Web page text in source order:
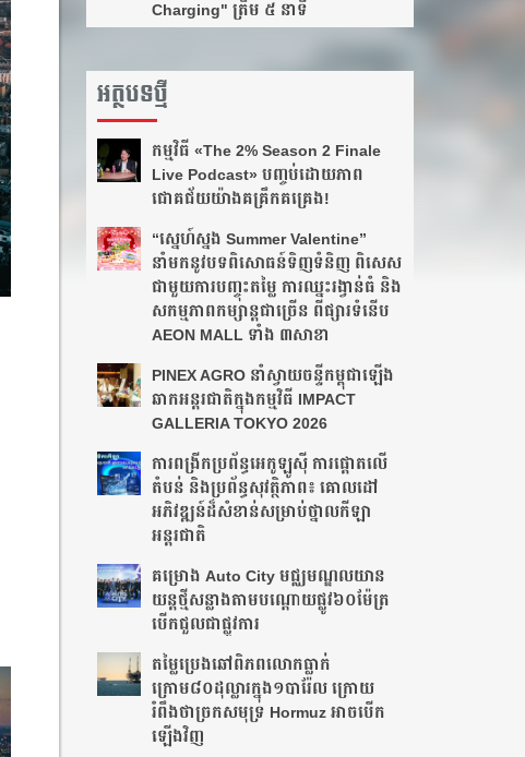
Charging" ត្រឹម ៥ នាទី
អត្ថបទថ្មី
កម្មវិធី «The 2% Season 2 Finale
Live Podcast» បញ្ចប់ដោយភាព
ជោគជ័យយ៉ាងគគ្រឹកគគ្រេង!
“ស្នេហ៍ស្នង Summer Valentine”
នាំមកនូវបទពិសោធន៍ទិញទំនិញ ពិសេស
ជាមួយការបញ្ចុះតម្លៃ ការឈ្នះរង្វាន់ធំ និង
សកម្មភាពកម្សាន្តជាច្រើន ពីផ្សារទំនើប
AEON MALL ទាំង ៣សាខា
PINEX AGRO នាំ​ស្វាយចន្ទី​កម្ពុជា​ឡើង​
ឆាក​អន្តរជាតិ​​ក្នុង​កម្មវិធី​ IMPACT
GALLERIA TOKYO 2026
ការពង្រីកប្រព័ន្ធអេកូឡូស៊ី ការផ្តោតលើ
តំបន់ និងប្រព័ន្ធសុវត្ថិភាព៖ គោលដៅ
អភិវឌ្ឍន៍ដ៏សំខាន់សម្រាប់ថ្នាលកីឡា
អន្តរជាតិ
គម្រោង Auto City មជ្ឈមណ្ឌលយាន
យន្តថ្មីសន្លាង​តាមបណ្តោយផ្លូវ​​៦០ម៉ែត្រ​
បើកជួលជាផ្លូវការ
តម្លៃប្រេងឆៅពិភពលោកធ្លាក់
ក្រោម៨០ដុល្លារក្នុង១បារ៉ែល ក្រោយ
រំពឹងថា​ច្រកសមុទ្រ Hormuz អាចបើក
ឡើងវិញ